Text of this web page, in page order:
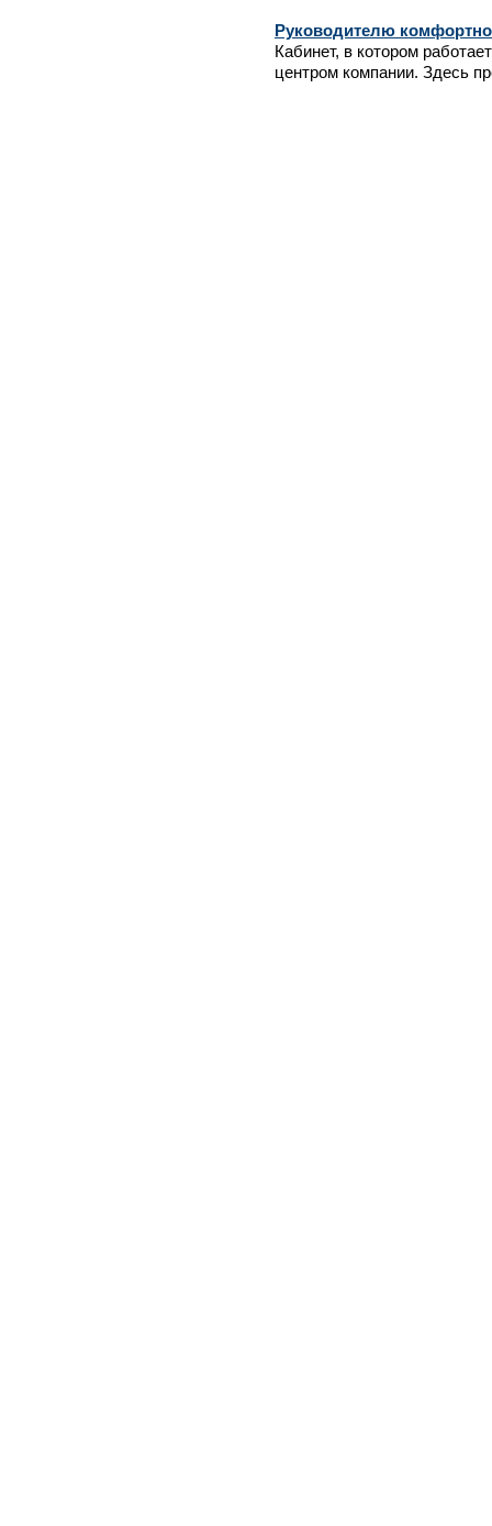
Руководителю комфортно
Кабинет, в котором
центром компании. Здесь